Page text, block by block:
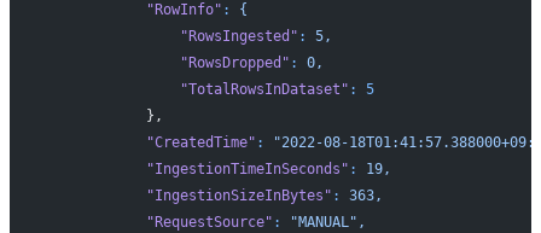
            "RowInfo"
:
{
                "RowsIngested"
:
5,
                "RowsDropped"
:
0,
                "TotalRowsInDataset"
:
5
            },
            "CreatedTime"
:
"2022-08-
            "IngestionTimeInSeconds"
:
19,
            "IngestionSizeInBytes"
:
363,
            "RequestSource"
:
"MANUAL",